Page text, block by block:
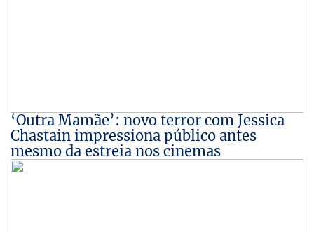
‘Outra Mamãe’: novo terror com Jessica
Chastain impressiona público antes
mesmo da estreia nos cinemas